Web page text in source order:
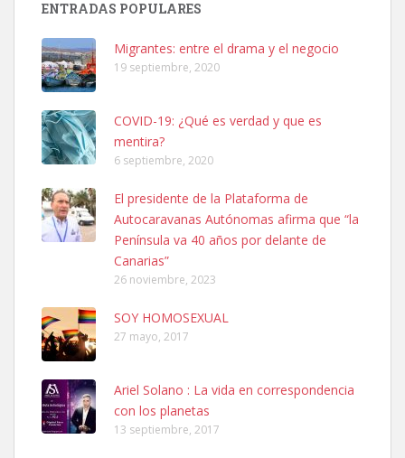
Leales.org » Gran Canaria
SHIBA PERDIDO AVDA JOSE MESA Y LOPEZ
PERRO MACHO RAZA SHIBA CON MICROCHIP PERDIDO HOY
06/07/2025 ZONA MESA Y LOPEZ. ES MUY ASUSTADIZO
Leales.org » Gran Canaria
6.7.2025
Ninfa perdida
El día 5 se los perdió una ninfa papillera, asustada tiene miedo a la
calle, se perdió por la zon...
ENTRADAS POPULARES
Migrantes: entre el drama y el negocio
19 septiembre, 2020
COVID-19: ¿Qué es verdad y que es
mentira?
6 septiembre, 2020
El presidente de la Plataforma de
Autocaravanas Autónomas afirma que “la
Península va 40 años por delante de
Canarias”
26 noviembre, 2023
SOY HOMOSEXUAL
27 mayo, 2017
Ariel Solano : La vida en correspondencia
con los planetas
13 septiembre, 2017